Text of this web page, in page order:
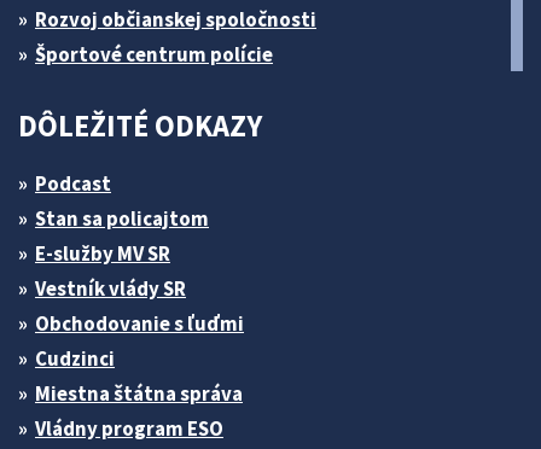
Rozvoj občianskej spoločnosti
Športové centrum polície
DÔLEŽITÉ ODKAZY
Podcast
Stan sa policajtom
E-služby MV SR
Vestník vlády SR
Obchodovanie s ľuďmi
Cudzinci
Miestna štátna správa
Vládny program ESO